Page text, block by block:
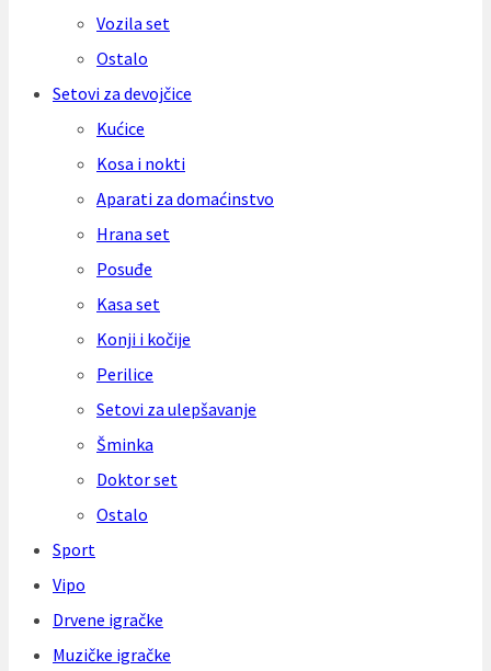
Vozila set
Ostalo
Setovi za devojčice
Kućice
Kosa i nokti
Aparati za domaćinstvo
Hrana set
Posuđe
Kasa set
Konji i kočije
Perilice
Setovi za ulepšavanje
Šminka
Doktor set
Ostalo
Sport
Vipo
Drvene igračke
Muzičke igračke